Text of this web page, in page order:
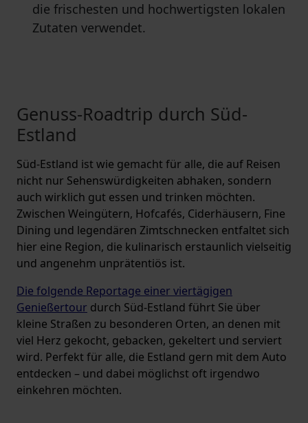
die frischesten und hochwertigsten lokalen
Zutaten verwendet.
Genuss-Roadtrip durch Süd-
Estland
Süd-Estland ist wie gemacht für alle, die auf Reisen
nicht nur Sehenswürdigkeiten abhaken, sondern
auch wirklich gut essen und trinken möchten.
Zwischen Weingütern, Hofcafés, Ciderhäusern, Fine
Dining und legendären Zimtschnecken entfaltet sich
hier eine Region, die kulinarisch erstaunlich vielseitig
und angenehm unprätentiös ist.
Die folgende Reportage einer viertägigen
Genießertour durch Süd-Estland führt Sie über
kleine Straßen zu besonderen Orten, an denen mit
viel Herz gekocht, gebacken, gekeltert und serviert
wird. Perfekt für alle, die Estland gern mit dem Auto
entdecken – und dabei möglichst oft irgendwo
einkehren möchten.